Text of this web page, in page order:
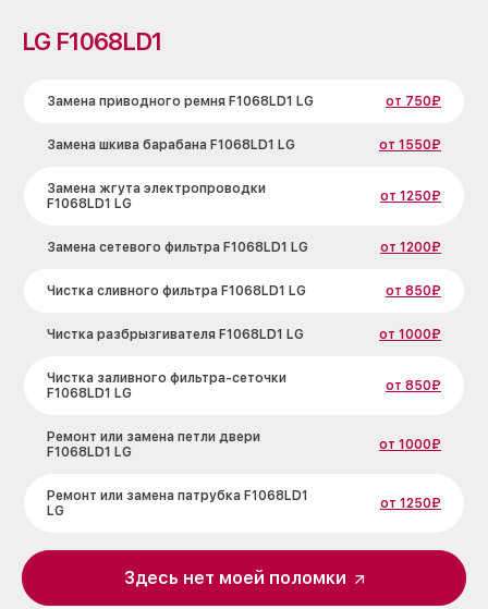
LG F1068LD1
Замена приводного ремня F1068LD1 LG от 750₽
Замена шкива барабана F1068LD1 LG от 1550₽
Замена жгута электропроводки
F1068LD1 LG
от 1250₽
Замена сетевого фильтра F1068LD1 LG от 1200₽
Чистка сливного фильтра F1068LD1 LG от 850₽
Чистка разбрызгивателя F1068LD1 LG от 1000₽
Чистка заливного фильтра-сеточки
F1068LD1 LG
от 850₽
Ремонт или замена петли двери
F1068LD1 LG
от 1000₽
Ремонт или замена патрубка F1068LD1
LG
от 1250₽
Замена мотора вентилятора сушки
F1068LD1 LGЗдесь нет моей поломки